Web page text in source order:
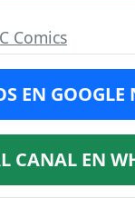
Comics
EN GOOGLE
CANAL EN